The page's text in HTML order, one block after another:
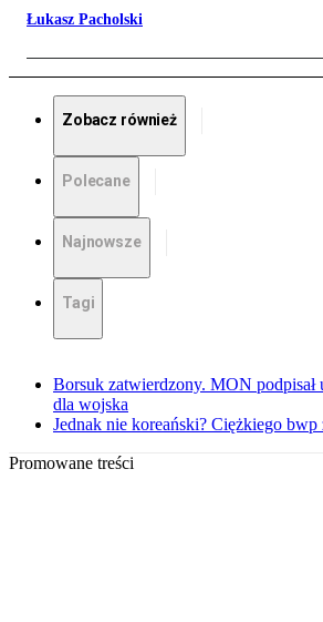
Łukasz Pacholski
Zobacz również
Polecane
Najnowsze
Tagi
Borsuk zatwierdzony. MON podpisał
dla wojska
Jednak nie koreański? Ciężkiego bwp
Promowane treści